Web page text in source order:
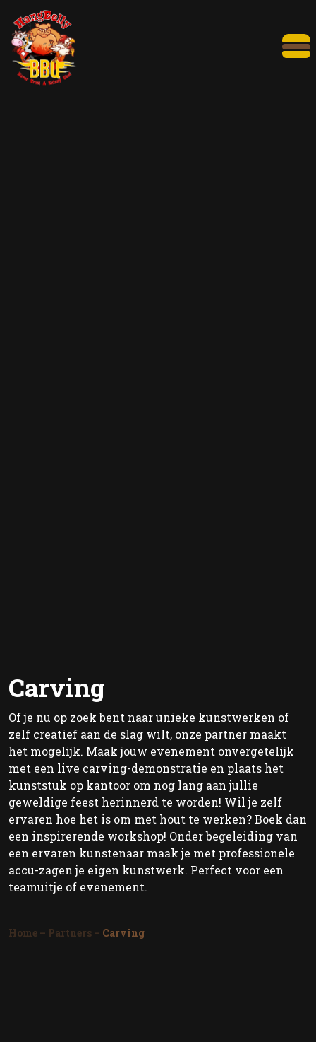
Carving
Of je nu op zoek bent naar unieke kunstwerken of
zelf creatief aan de slag wilt, onze partner maakt
het mogelijk. Maak jouw evenement onvergetelijk
met een live carving-demonstratie en plaats het
kunststuk op kantoor om nog lang aan jullie
geweldige feest herinnerd te worden! Wil je zelf
ervaren hoe het is om met hout te werken? Boek dan
een inspirerende workshop! Onder begeleiding van
een ervaren kunstenaar maak je met professionele
accu-zagen je eigen kunstwerk. Perfect voor een
teamuitje of evenement.
Home – Partners – Carving